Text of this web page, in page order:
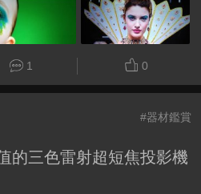
1 0
#器材鑑賞
的三色雷射超短焦投影機